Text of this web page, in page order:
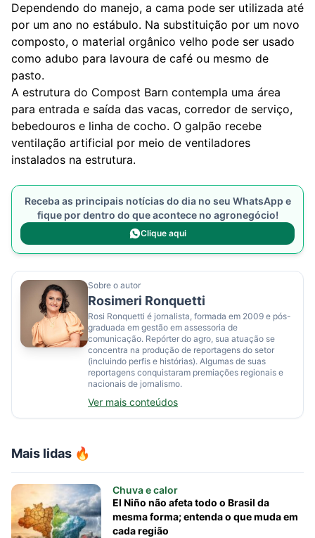
Mais lidas 🔥
Chuva e calor
El Niño não afeta todo o Brasil da
mesma forma; entenda o que muda em
cada região
Dependendo do manejo, a cama pode ser utilizada até
por um ano no estábulo. Na substituição por um novo
composto, o material orgânico velho pode ser usado
como adubo para lavoura de café ou mesmo de
pasto.
A estrutura do Compost Barn contempla uma área
para entrada e saída das vacas, corredor de serviço,
bebedouros e linha de cocho. O galpão recebe
ventilação artificial por meio de ventiladores
instalados na estrutura.
Receba as principais notícias do dia no seu WhatsApp e
fique por dentro do que acontece no agronegócio!
Clique aqui
Sobre o autor
Rosimeri Ronquetti
Rosi Ronquetti é jornalista, formada em 2009 e pós-
graduada em gestão em assessoria de
comunicação. Repórter do agro, sua atuação se
concentra na produção de reportagens do setor
(incluindo perfis e histórias). Algumas de suas
reportagens conquistaram premiações regionais e
nacionais de jornalismo.
Ver mais conteúdos